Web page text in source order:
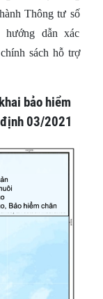
Thông tư số
hướng dẫn xác
sách hỗ trợ
bảo hiểm
03/2021